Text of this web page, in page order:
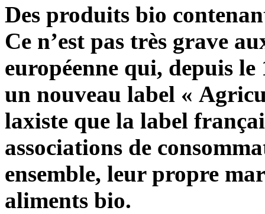
Des produits bio
Ce n’est pas très grave
européenne qui, depuis
un nouveau label «
laxiste que la label
associations de
ensemble, leur propre
aliments bio.